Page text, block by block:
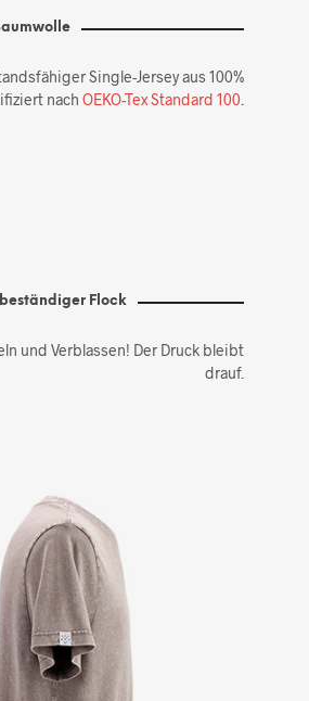
Single-Jersey aus 100%
nachOEKO-Tex Standard 100
Flock
und Verblassen! Der Druck bleibt
drauf.